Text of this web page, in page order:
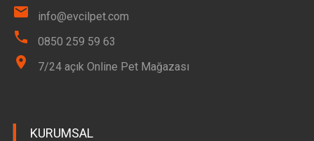
info@evcilpet.com
0850 259 59 63
7/24 açık Online Pet Mağazası
KURUMSAL